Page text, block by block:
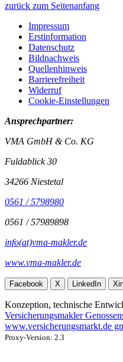
zurück zum Seitenanfang
Impressum
Erstinformation
Datenschutz
Bildnachweis
Quellenhinweis
Barrierefreiheit
Widerruf
Cookie-Einstellungen
Ansprechpartner:
VMA GmbH & Co. KG
Fuldablick 30
34266 Niestetal
0561 / 5798980
0561 / 57989898
info(at)vma-makler.de
www.vma-makler.de
Facebook X LinkedIn
Konzeption, technische
Versicherungsmakler
www.versicherungsmarkt.de
Proxy-Version: 2.3